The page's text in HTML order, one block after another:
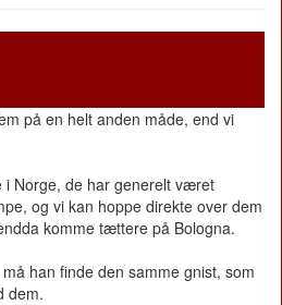
på en helt anden måde, end vi
Norge, de har generelt været
og vi kan hoppe direkte over dem
komme tættere på Bologna.
han finde den samme gnist, som
dem.